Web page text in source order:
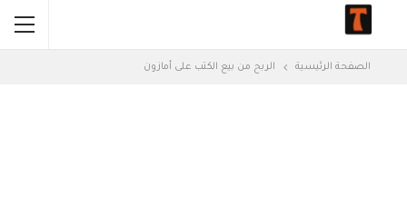
الصفحة الرئيسية الربح من بيع الكتب على أمازون